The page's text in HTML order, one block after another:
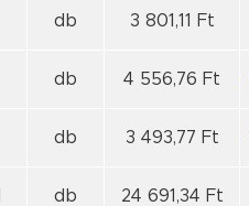
db 3 801,11 Ft
db 4 556,76 Ft
db 3 493,77 Ft
db 24 691,34 Ft